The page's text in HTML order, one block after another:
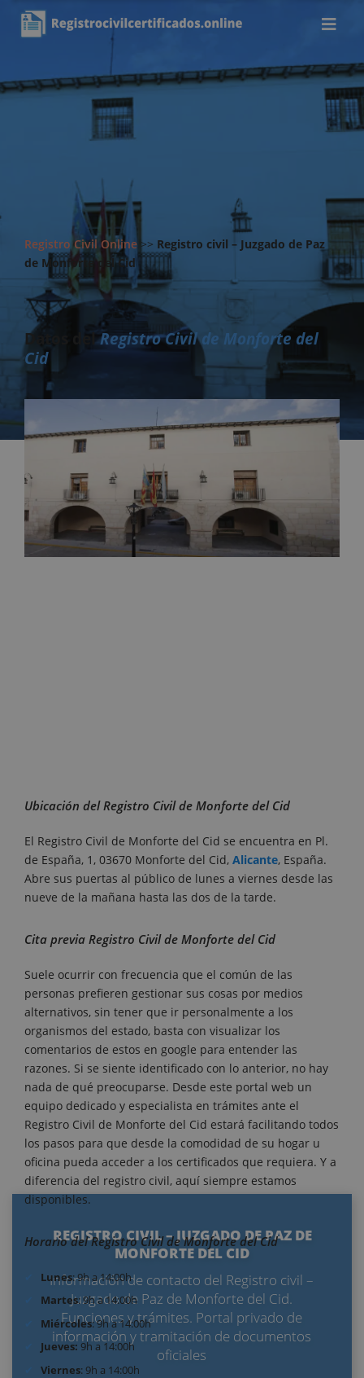
REGISTRO CIVIL – JUZGADO DE PAZ DE
MONFORTE DEL CID
Información de contacto del Registro civil –
Juzgado de Paz de Monforte del Cid.
Funciones y trámites. Portal privado de
información y tramitación de documentos
oficiales
Registro Civil Online >> Registro civil – Juzgado de Paz
de Monforte del Cid
Datos delRegistro Civil de Monforte del
Cid
Ubicación del Registro Civil de Monforte del Cid
El Registro Civil de Monforte del Cid se encuentra en Pl.
de España, 1, 03670 Monforte del Cid, Alicante, España.
Abre sus puertas al público de lunes a viernes desde las
nueve de la mañana hasta las dos de la tarde.
Cita previa Registro Civil de Monforte del Cid
Suele ocurrir con frecuencia que el común de las
personas prefieren gestionar sus cosas por medios
alternativos, sin tener que ir personalmente a los
organismos del estado, basta con visualizar los
comentarios de estos en google para entender las
razones. Si se siente identificado con lo anterior, no hay
nada de qué preocuparse. Desde este portal web un
equipo dedicado y especialista en trámites ante el
Registro Civil de Monforte del Cid estará facilitando todos
los pasos para que desde la comodidad de su hogar u
oficina pueda acceder a los certificados que requiera. Y a
diferencia del registro civil, aquí siempre estamos
disponibles.
Horario del Registro Civil de Monforte del Cid
Lunes: 9h a 14:00h
Martes: 9h a 14:00h
Miércoles: 9h a 14:00h
Jueves: 9h a 14:00h
Viernes: 9h a 14:00h